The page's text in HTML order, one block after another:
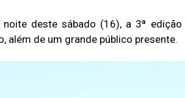
deste sábado (16), a 3ª edição
além de um grande público presente.